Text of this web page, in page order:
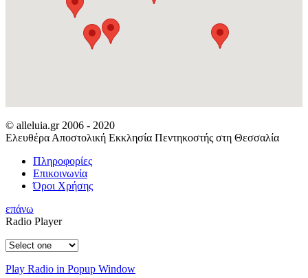
© alleluia.gr 2006 - 2020
Ελευθέρα Αποστολική Εκκλησία Πεντηκοστής στη Θεσσαλία
Πληροφορίες
Επικοινωνία
Όροι Χρήσης
επάνω
Radio Player
Play Radio in Popup Window